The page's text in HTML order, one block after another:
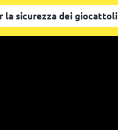
la sicurezza dei giocattoli